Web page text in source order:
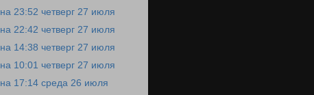
на 23:52 четверг 27 июля
на 22:42 четверг 27 июля
на 14:38 четверг 27 июля
на 10:01 четверг 27 июля
на 17:14 среда 26 июля